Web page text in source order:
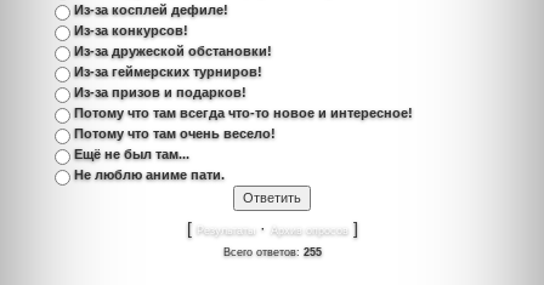
Из-за косплей дефиле!
Из-за конкурсов!
Из-за дружеской обстановки!
Из-за геймерских турниров!
Из-за призов и подарков!
Потому что там всегда что-то новое и интересное!
Потому что там очень весело!
Ещё не был там...
Не люблю аниме пати.
[ Результаты · Архив опросов]
Всего ответов: 255